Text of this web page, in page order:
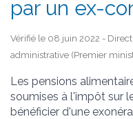
par un ex-
Vérifié le 08 juin 2022 -
administrative (Premier
Les pensions
soumises à l'impôt sur
bénéficier d'une